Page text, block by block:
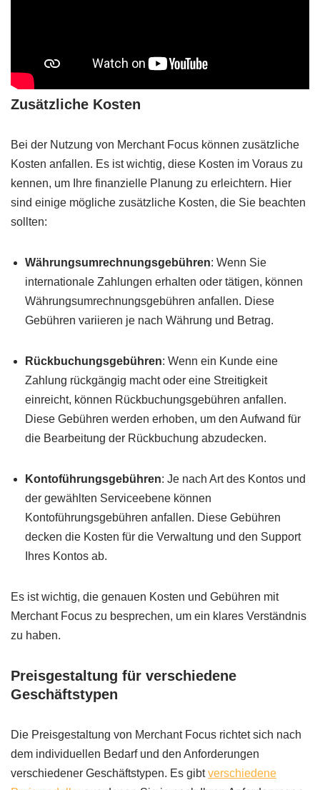
Zusätzliche Kosten
Bei der Nutzung von Merchant Focus können zusätzliche
Kosten anfallen. Es ist wichtig, diese Kosten im Voraus zu
kennen, um Ihre finanzielle Planung zu erleichtern. Hier
sind einige mögliche zusätzliche Kosten, die Sie beachten
sollten:
Währungsumrechnungsgebühren: Wenn Sie
internationale Zahlungen erhalten oder tätigen, können
Währungsumrechnungsgebühren anfallen. Diese
Gebühren variieren je nach Währung und Betrag.
Rückbuchungsgebühren: Wenn ein Kunde eine
Zahlung rückgängig macht oder eine Streitigkeit
einreicht, können Rückbuchungsgebühren anfallen.
Diese Gebühren werden erhoben, um den Aufwand für
die Bearbeitung der Rückbuchung abzudecken.
Kontoführungsgebühren: Je nach Art des Kontos und
der gewählten Serviceebene können
Kontoführungsgebühren anfallen. Diese Gebühren
decken die Kosten für die Verwaltung und den Support
Ihres Kontos ab.
Es ist wichtig, die genauen Kosten und Gebühren mit
Merchant Focus zu besprechen, um ein klares Verständnis
zu haben.
Preisgestaltung für verschiedene
Geschäftstypen
Die Preisgestaltung von Merchant Focus richtet sich nach
dem individuellen Bedarf und den Anforderungen
verschiedener Geschäftstypen. Es gibtverschiedene